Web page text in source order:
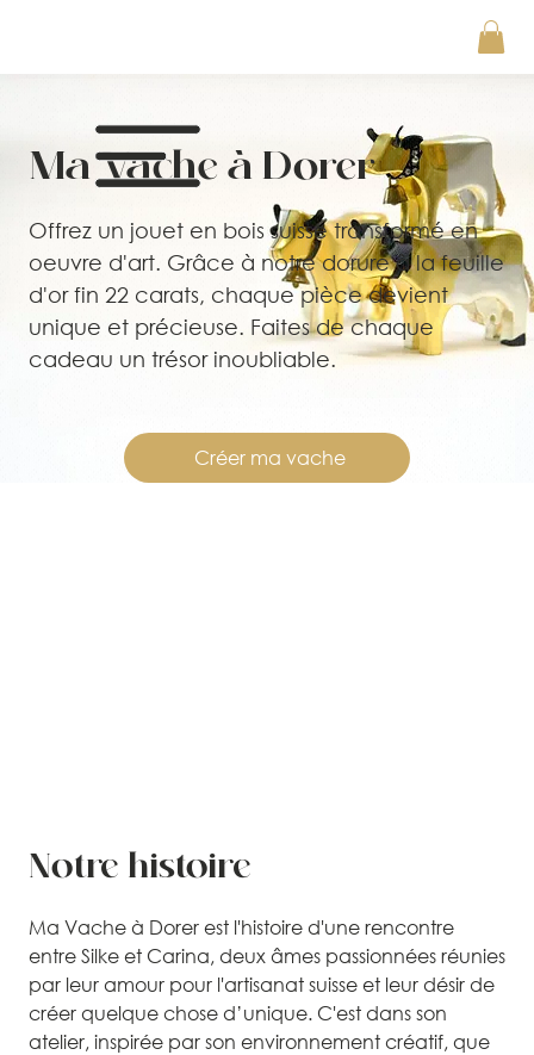
Créer ma vache
Offrez un jouet en bois suisse transformé en
oeuvre d'art. Grâce à notre dorure à la feuille
d'or fin 22 carats, chaque pièce devient
unique et précieuse. Faites de chaque
cadeau un trésor inoubliable.
Ma Vache à Dorer
Notre histoire
Ma Vache à Dorer est l'histoire d'une rencontre
entre Silke et Carina, deux âmes passionnées réunies
par leur amour pour l'artisanat suisse et leur désir de
créer quelque chose d’unique. C'est dans son
atelier, inspirée par son environnement créatif, que